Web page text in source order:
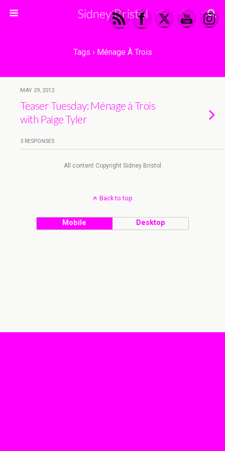
Sidney Bristol
Tags › Ménage À Trois
MAY 29, 2012
Teaser Tuesday: Ménage à Trois
with Paige Tyler
3 RESPONSES
All content Copyright Sidney Bristol
Back to top
Mobile Desktop